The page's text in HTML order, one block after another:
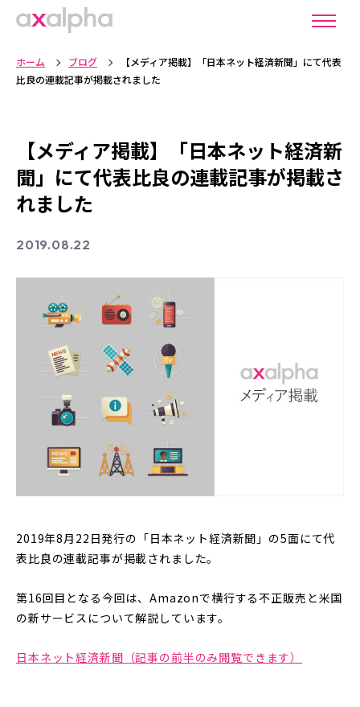
ホーム ブログ
【メディア掲載】「日本ネット経済新聞」にて代表
比良の連載記事が掲載されました
【メディア掲載】「日本ネット経済新
聞」にて代表比良の連載記事が掲載さ
れました
2019.08.22
2019年8月22日発行の「日本ネット経済新聞」の5面にて代
表比良の連載記事が掲載されました。
第16回目となる今回は、Amazonで横行する不正販売と米国
の新サービスについて解説しています。
日本ネット経済新聞（記事の前半のみ閲覧できます）